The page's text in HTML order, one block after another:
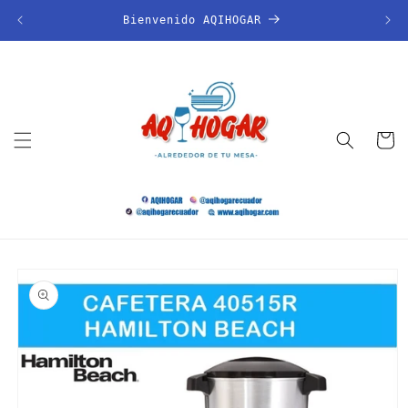
directamente
Bienvenido AQIHOGAR
Carrito
a la
información
del producto